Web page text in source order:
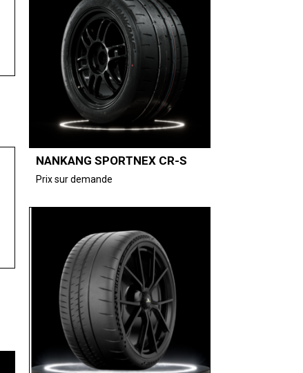
2697,48 €
NANKANG SPORTNEX CR-S
Prix sur demande